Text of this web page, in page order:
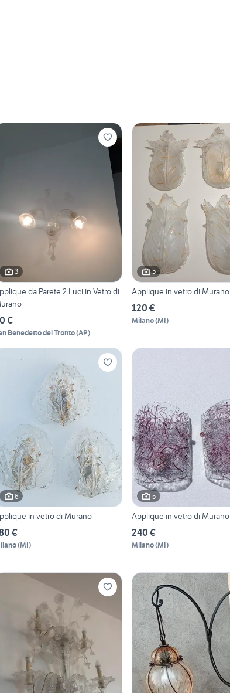
3
da Parete 2 Luci in Vetro di
€
Benedetto del Tronto(AP)
5
Applique in vetro di Murano
120 €
Milano(MI)
6
in vetro di Murano
€
(MI)
5
Applique in vetro di Murano
240 €
Milano(MI)